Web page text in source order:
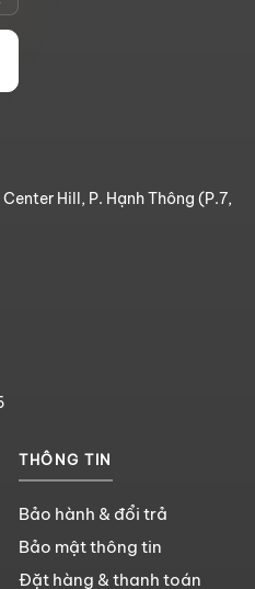
Hill, P. Hạnh Thông (P.7,
THÔNG TIN
Bảo hành & đổi trả
Bảo mật thông tin
Đặt hàng & thanh toán